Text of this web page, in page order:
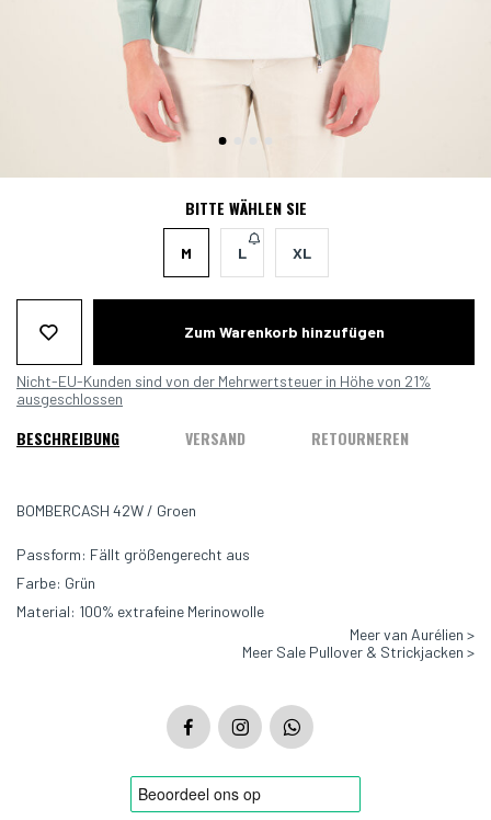
BITTE WÄHLEN SIE
M L XL
Zum Warenkorb hinzufügen
Nicht-EU-Kunden sind von der Mehrwertsteuer in Höhe von 21%
ausgeschlossen
BESCHREIBUNG VERSAND RETOURNEREN
BOMBERCASH 42W / Groen
Passform: Fällt größengerecht aus
Farbe: Grün
Material: 100% extrafeine Merinowolle
Meer van Aurélien >
Meer Sale Pullover & Strickjacken >